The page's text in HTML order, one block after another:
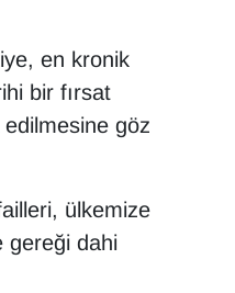
en kronik
bir fırsat
edilmesine göz
ülkemize
gereği dahi